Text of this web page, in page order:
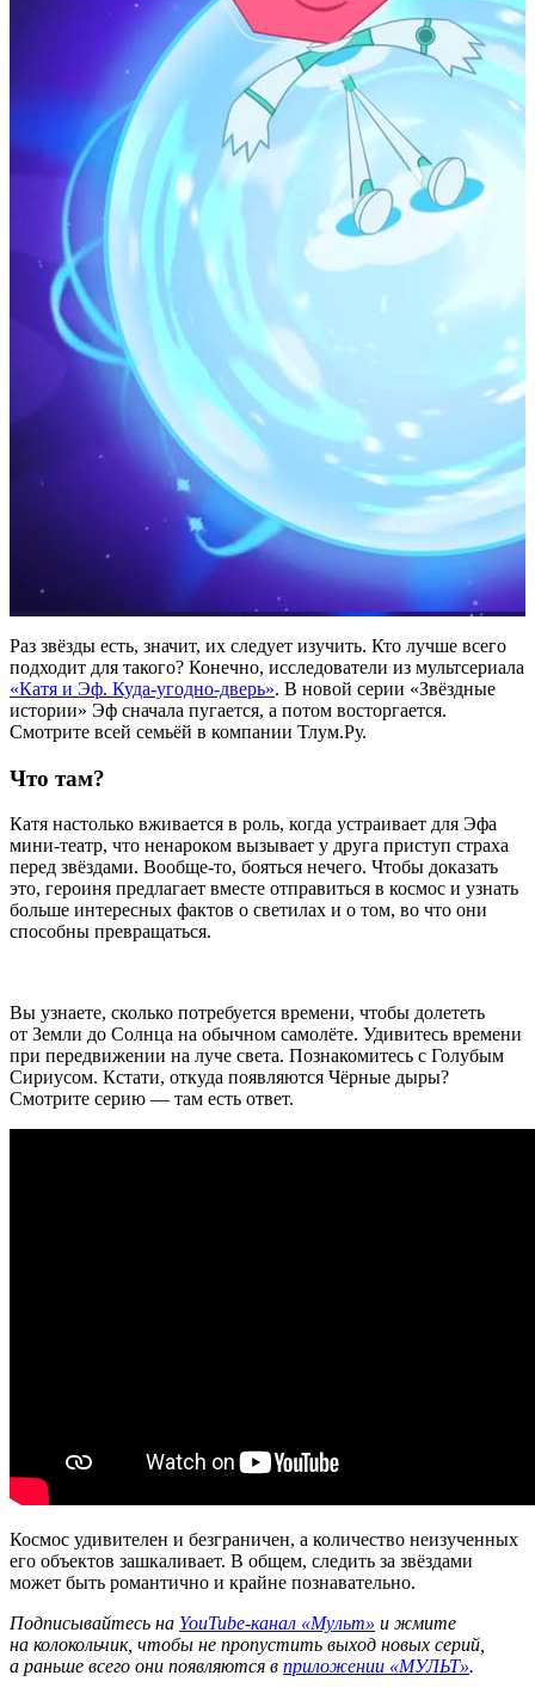
Раз звёзды есть, значит, их следует изучить. Кто лучше всего
подходит для такого? Конечно, исследователи из мультсериала
«Катя и Эф. Куда-угодно-дверь». В новой серии «Звёздные
истории» Эф сначала пугается, а потом восторгается.
Смотрите всей семьёй в компании Тлум.Ру.
Что там?
Катя настолько вживается в роль, когда устраивает для Эфа
мини-театр, что ненароком вызывает у друга приступ страха
перед звёздами. Вообще-то, бояться нечего. Чтобы доказать
это, героиня предлагает вместе отправиться в космос и узнать
больше интересных фактов о светилах и о том, во что они
способны превращаться.
Вы узнаете, сколько потребуется времени, чтобы долететь
от Земли до Солнца на обычном самолёте. Удивитесь времени
при передвижении на луче света. Познакомитесь с Голубым
Сириусом. Кстати, откуда появляются Чёрные дыры?
Смотрите серию — там есть ответ.
Космос удивителен и безграничен, а количество неизученных
его объектов зашкаливает. В общем, следить за звёздами
может быть романтично и крайне познавательно.
Подписывайтесь на YouTube-канал «Мульт» и жмите
на колокольчик, чтобы не пропустить выход новых серий,
а раньше всего они появляются в приложении «МУЛЬТ».